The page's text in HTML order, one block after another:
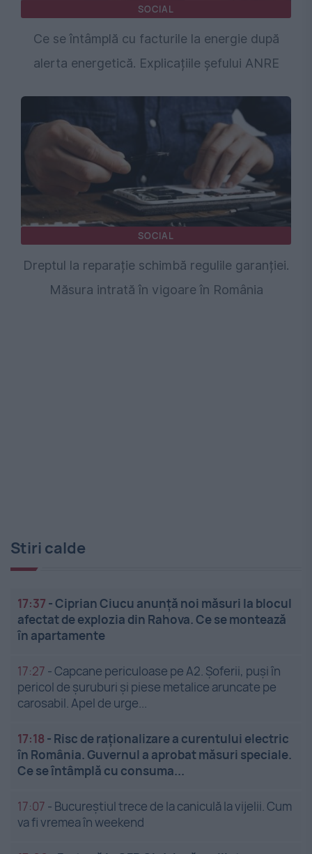
SOCIAL
Ce se întâmplă cu facturile la energie după
alerta energetică. Explicațiile șefului ANRE
SOCIAL
Dreptul la reparație schimbă regulile garanției.
Măsura intrată în vigoare în România
Stiri calde
17:37 -Ciprian Ciucu anunță noi măsuri la blocul
afectat de explozia din Rahova. Ce se montează
în apartamente
17:27 -Capcane periculoase pe A2. Șoferii, puși în
pericol de șuruburi și piese metalice aruncate pe
carosabil. Apel de urge...
17:18 - Risc de raționalizare a curentului electric
în România. Guvernul a aprobat măsuri speciale.
Ce se întâmplă cu consuma...
17:07 - Bucureștiul trece de la caniculă la vijelii. Cum
va fi vremea în weekend